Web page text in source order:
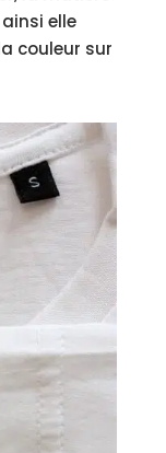
elle
couleur sur